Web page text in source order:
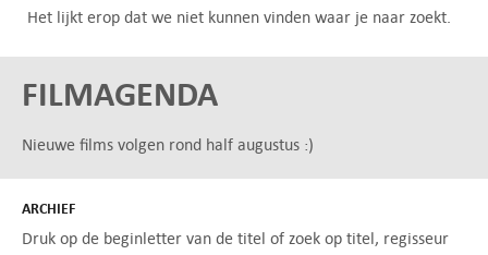
Het lijkt erop dat we niet kunnen vinden waar je naar zoekt.
FILMAGENDA
Nieuwe films volgen rond half augustus :)
ARCHIEF
Druk op de beginletter van de titel of zoek op titel, regisseur